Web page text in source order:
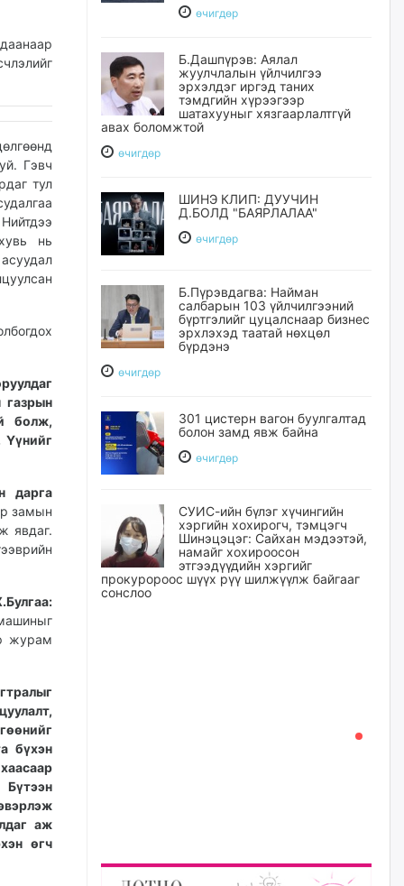
Гэвч
тул
нь
газрын
болж,
Үүнийг
дарга
замын
явдаг.
журам
бүхэн
аж
өгч
өчигдѳр
Б.Дашпүрэв: Аялал
жуулчлалын үйлчилгээ
эрхэлдэг иргэд таних
тэмдгийн хүрээгээр
шатахууныг хязгаарлалтгүй
авах боломжтой
өчигдѳр
ШИНЭ КЛИП: ДУУЧИН
Д.БОЛД "БАЯРЛАЛАА"
өчигдѳр
Б.Пүрэвдагва: Найман
салбарын 103 үйлчилгээний
бүртгэлийг цуцалснаар бизнес
эрхлэхэд таатай нөхцөл
бүрдэнэ
өчигдѳр
301 цистерн вагон буулгалтад
болон замд явж байна
өчигдѳр
СУИС-ийн бүлэг хүчингийн
хэргийн хохирогч, тэмцэгч
Шинэцэцэг: Сайхан мэдээтэй,
намайг хохироосон
этгээдүүдийн хэргийг
прокуророос шүүх рүү шилжүүлж байгааг
сонслоо